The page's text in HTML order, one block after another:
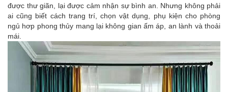
được thư giãn, lại được cảm nhận sự bình an. Nhưng không phải
ai cũng biết cách trang trí, chọn vật dụng, phụ kiện cho phòng
ngủ hơp phong thủy mang lại không gian ấm áp, an lành và thoải
mái.